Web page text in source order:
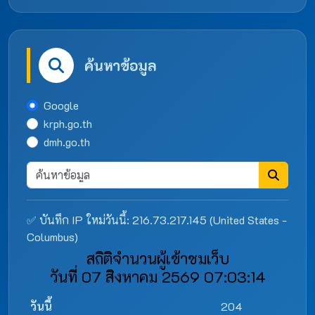
ค้นหาข้อมูล
Google
krph.go.th
dmh.go.th
✅ บันทึก IP ใหม่วันนี้: 216.73.217.145 (United States -
Columbus)
สถิติจำนวนผู้เข้าชมเว็บ
วันที่ 07 สิงหาคม 2569 07:03:14
วันนี้ 204